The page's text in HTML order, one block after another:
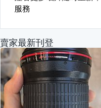
賣家最新刊登